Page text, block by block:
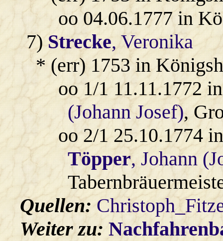
oo 04.06.1777 in
7)Strecke, Veronika
* (err) 1753 in
oo 1/1 11.11.1772
(Johann Josef),
oo 2/1 25.10.1774
Töpper, Johann
Quellen:
Weiter zu: